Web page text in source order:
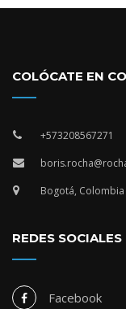
COLÓCATE EN
+573208567271
Bogotá, Colombia
REDES SOCIALES
Facebook